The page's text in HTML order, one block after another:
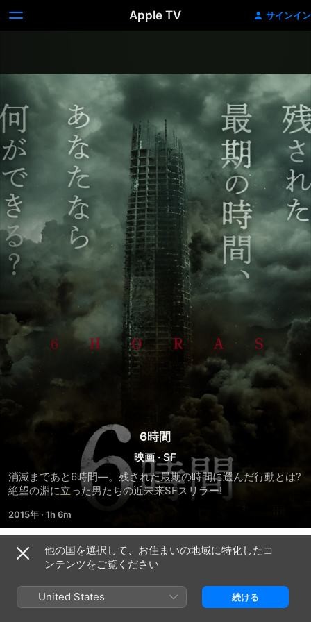
Apple TV サインイン
6時間
映画 ·SF
消滅まであと6時間―。残された最期の時間に選んだ行動とは?
絶望の淵に立った男たちの近未来SFスリラー!
2015年 · 1h 6m
6時間
他の国を選択して、お住まいの地域に特化したコ
ンテンツをご覧ください
United States 続ける